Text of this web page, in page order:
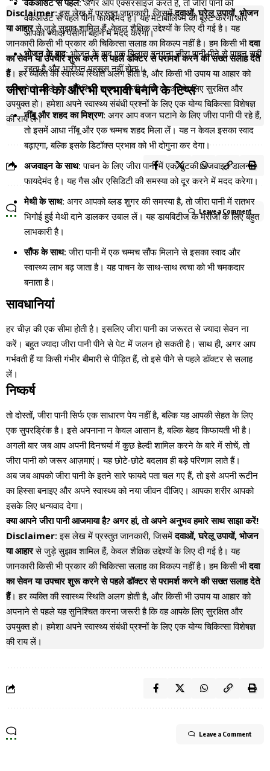
Disclaimer: इस लेख में प्रस्तुत जानकारी, जिसमेंदवाओं, घरेलू उपायों, भोजन
या आहारसे जुड़े सुझाव शामिल हैं, केवल शैक्षिक उद्देश्यों के लिए दी गई है। यह
जानकारी किसी भी प्रकार की चिकित्सा सलाह का विकल्प नहीं है। हम किसी भीदवा
का सेवन या उपचार शुरू करने से पहले डॉक्टर से परामर्श करने की सख्त सलाह देते
हैं। हर व्यक्ति की स्वास्थ्य स्थिति अलग होती है, और किसी भी उपाय या आहार को
अपनाने से पहले यह सुनिश्चित करना जरूरी है कि वह आपके लिए सुरक्षित और
उपयुक्त हो। हमेशा अपने स्वास्थ्य संबंधी प्रश्नों के लिए एक योग्य चिकित्सा विशेषज्ञ
की राय लें।
Leave a Comment
वर्कआउट से पहले पीना फायदेमंद है। यह मेटाबॉलिज्म को बूस्ट करेगा और
आपको ज्यादा पसीना बहाने में मदद करेगा।
भोजन के बाद: भोजन के बाद एक गिलास गुनगुना जीरा पानी पीने से पाचन सही
रहता है और भारीपन महसूस नहीं होता।
जीरा पानी को और भी प्रभावी बनाने के टिप्स
नींबू और शहद का मिश्रण: अगर आप वजन घटाने के लिए जीरा पानी पी रहे हैं,
तो इसमें आधा नींबू और एक चम्मच शहद मिला लें। यह न केवल इसका स्वाद
बढ़ाएगा, बल्कि इसके डिटॉक्स प्रभाव को भी दोगुना कर देगा।
अजवाइन के साथ: पाचन के लिए जीरा पानी में एक चुटकी अजवाइन डालना
फायदेमंद है। यह गैस और एसिडिटी की समस्या को दूर करने में मदद करेगा।
मेथी के साथ: अगर आपको ब्लड शुगर की समस्या है, तो जीरा पानी में रातभर
भिगोई हुई मेथी दाने डालकर उबाल लें। यह डायबिटीज के मरीजों के लिए बहुत
लाभकारी है।
सौंफ के साथ: जीरा पानी में एक चम्मच सौंफ मिलाने से इसका स्वाद और
स्वास्थ्य लाभ बढ़ जाता है। यह पाचन के साथ-साथ त्वचा को भी चमकदार
बनाता है।
सावधानियां
हर चीज़ की एक सीमा होती है। इसलिए जीरा पानी का जरूरत से ज्यादा सेवन ना
करें। बहुत ज्यादा जीरा पानी पीने से पेट में जलन हो सकती है। साथ ही, अगर आप
गर्भवती हैं या किसी गंभीर बीमारी से पीड़ित हैं, तो इसे पीने से पहले डॉक्टर से सलाह
लें।
निष्कर्ष
तो दोस्तों, जीरा पानी सिर्फ एक साधारण पेय नहीं है, बल्कि यह आपकी सेहत के लिए
एक सुपरड्रिंक है। इसे अपनाना न केवल आसान है, बल्कि बेहद किफायती भी है।
अगली बार जब आप अपनी दिनचर्या में कुछ हेल्दी शामिल करने के बारे में सोचें, तो
जीरा पानी को जरूर आज़माएं। यह छोटे-छोटे बदलाव ही बड़े परिणाम लाते हैं।
अब जब आपको जीरा पानी के इतने सारे फायदे पता चल गए हैं, तो इसे अपनी रूटीन
का हिस्सा बनाइए और अपने स्वास्थ्य को नया जीवन दीजिए। आपका शरीर आपको
इसके लिए धन्यवाद देगा।
क्या आपने जीरा पानी आजमाया है? अगर हां, तो अपने अनुभव हमारे साथ साझा करें!
Disclaimer: इस लेख में प्रस्तुत जानकारी, जिसमेंदवाओं, घरेलू उपायों, भोजन
या आहारसे जुड़े सुझाव शामिल हैं, केवल शैक्षिक उद्देश्यों के लिए दी गई है। यह
जानकारी किसी भी प्रकार की चिकित्सा सलाह का विकल्प नहीं है। हम किसी भीदवा
का सेवन या उपचार शुरू करने से पहले डॉक्टर से परामर्श करने की सख्त सलाह देते
हैं। हर व्यक्ति की स्वास्थ्य स्थिति अलग होती है, और किसी भी उपाय या आहार को
अपनाने से पहले यह सुनिश्चित करना जरूरी है कि वह आपके लिए सुरक्षित और
उपयुक्त हो। हमेशा अपने स्वास्थ्य संबंधी प्रश्नों के लिए एक योग्य चिकित्सा विशेषज्ञ
की राय लें।
Leave a Comment